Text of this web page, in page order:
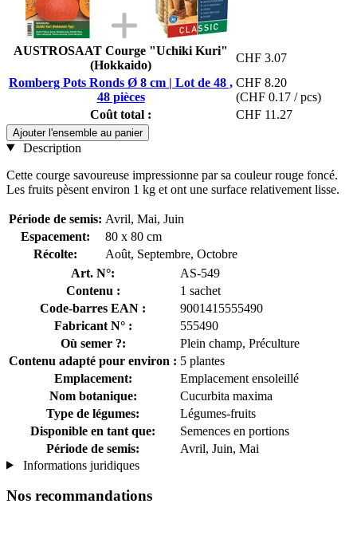
AUSTROSAAT Courge "Uchiki Kuri"
(Hokkaido)
CHF 3.07
Romberg Pots Ronds Ø 8 cm | Lot de 48 ,
48 pièces
CHF 8.20
(CHF 0.17 / pcs)
Coût total :
CHF 11.27
Ajouter l'ensemble au panier
Description
Cette courge savoureuse impressionne par sa couleur rouge foncé.
Les fruits pèsent environ 1 kg et ont une surface relativement lisse.
Période de semis: Avril, Mai, Juin
Espacement:
80 x 80 cm
Récolte:
Août, Septembre, Octobre
Art. N°:
AS-549
Contenu :
1 sachet
Code-barres EAN :
9001415555490
Fabricant N° :
555490
Où semer ?:
Plein champ, Préculture
Contenu adapté pour environ : 5 plantes
Emplacement:
Emplacement ensoleillé
Nom botanique:
Cucurbita maxima
Type de légumes:
Légumes-fruits
Disponible en tant que:
Semences en portions
Période de semis:
Avril, Juin, Mai
Informations juridiques
Nos recommandations